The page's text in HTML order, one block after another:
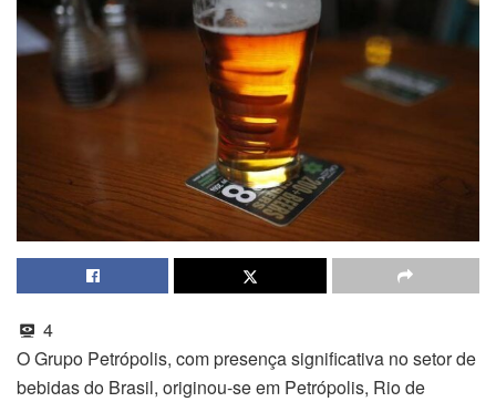
4
O Grupo Petrópolis, com presença significativa no setor de
bebidas do Brasil, originou-se em Petrópolis, Rio de